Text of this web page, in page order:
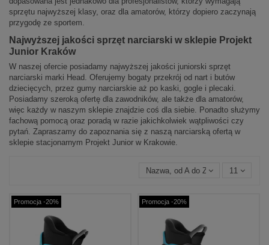
sprzętu najwyższej klasy, oraz dla amatorów, którzy dopiero zaczynają
przygodę ze sportem.
Najwyższej jakości sprzęt narciarski w sklepie Projekt
Junior Kraków
W naszej ofercie posiadamy najwyższej jakości juniorski sprzęt
narciarski marki Head. Oferujemy bogaty przekrój od nart i butów
dziecięcych, przez gumy narciarskie aż po kaski, gogle i plecaki.
Posiadamy szeroką ofertę dla zawodników, ale także dla amatorów,
więc każdy w naszym sklepie znajdzie coś dla siebie. Ponadto służymy
fachową pomocą oraz poradą w razie jakichkolwiek wątpliwości czy
pytań. Zapraszamy do zapoznania się z naszą narciarską ofertą w
sklepie stacjonarnym Projekt Junior w Krakowie.
Nazwa, od A do Z 11
Promocja -20% Promocja -20%